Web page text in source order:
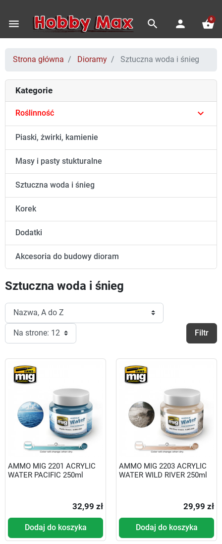
menu search person shopping_basket
0
Strona główna Dioramy Sztuczna woda i śnieg
Kategorie
Roślinność 
Piaski, żwirki, kamienie
Masy i pasty stukturalne
Sztuczna woda i śnieg
Korek
Dodatki
Akcesoria do budowy dioram
Sztuczna woda i śnieg
Filtr
AMMO MIG 2201 ACRYLIC
WATER PACIFIC 250ml
32,99 zł
Dodaj do koszyka
AMMO MIG 2203 ACRYLIC
WATER WILD RIVER 250ml
29,99 zł
Dodaj do koszyka